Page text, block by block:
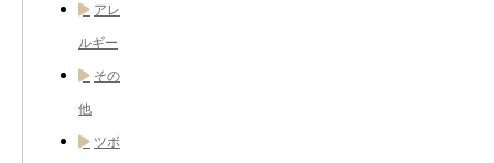
アレ
ルギー
その
他
ツボ